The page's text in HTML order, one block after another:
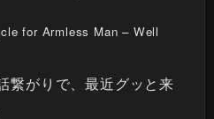
for Armless Man – Well
繋がりで、最近グッと来